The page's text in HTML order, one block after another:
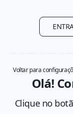
Voltar para
Olá!
Clique no